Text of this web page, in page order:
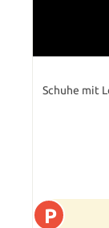
Schuhe mit
P